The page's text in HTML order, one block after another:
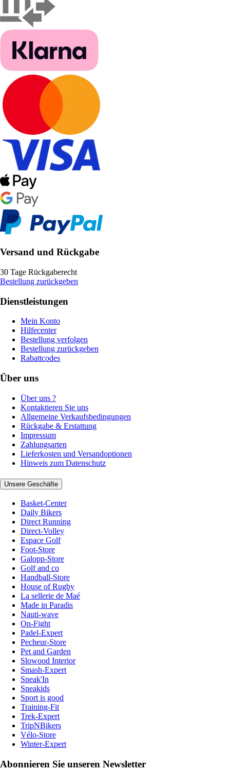
Versand und Rückgabe
30 Tage Rückgaberecht
Bestellung zurückgeben
Dienstleistungen
Mein Konto
Hilfecenter
Bestellung verfolgen
Bestellung zurückgeben
Rabattcodes
Über uns
Über uns ?
Kontaktieren Sie uns
Allgemeine Verkaufsbedingungen
Rückgabe & Erstattung
Impressum
Zahlungsarten
Lieferkosten und Versandoptionen
Hinweis zum Datenschutz
Unsere Geschäfte
Basket-Center
Daily Bikers
Direct Running
Direct-Volley
Espace Golf
Foot-Store
Galopp-Store
Golf and co
Handball-Store
House of Rugby
La sellerie de Maé
Made in Paradis
Nauti-wave
On-Fight
Padel-Expert
Pecheur-Store
Pet and Garden
Slowood Interior
Smash-Expert
Sneak'In
Sneakids
Sport is good
Training-Fit
Trek-Expert
TripNBikers
Vélo-Store
Winter-Expert
Abonnieren Sie unseren Newsletter